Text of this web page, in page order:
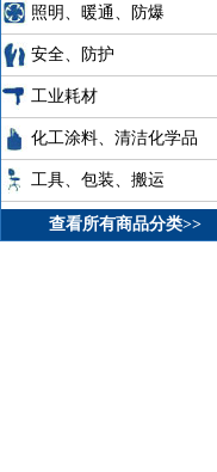
照明、暖通、防爆
安全、防护
工业耗材
化工涂料、清洁化学品
工具、包装、搬运
查看所有商品分类>>